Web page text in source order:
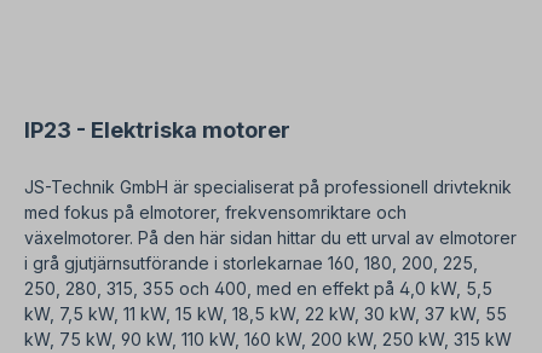
IP23 - Elektriska motorer
JS-Technik GmbH är specialiserat på professionell drivteknik
med fokus på elmotorer, frekvensomriktare och
växelmotorer. På den här sidan hittar du ett urval av elmotorer
i grå gjutjärnsutförande i storlekarnae 160, 180, 200, 225,
250, 280, 315, 355 och 400, med en effekt på 4,0 kW, 5,5
kW, 7,5 kW, 11 kW, 15 kW, 18,5 kW, 22 kW, 30 kW, 37 kW, 55
kW, 75 kW, 90 kW, 110 kW, 160 kW, 200 kW, 250 kW, 315 kW